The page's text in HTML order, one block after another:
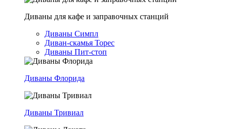
Диваны для кафе и заправочных станций
Диваны Симпл
Диван-скамья Торес
Диваны Пит-стоп
Диваны Флорида
Диваны Тривиал